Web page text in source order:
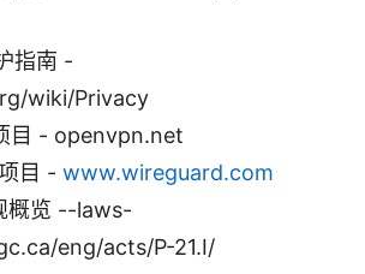
指南 -
wiki/Privacy
目 - openvpn.net
目 - www.wireguard.com
概览 --laws-
eng/acts/P-21.I/